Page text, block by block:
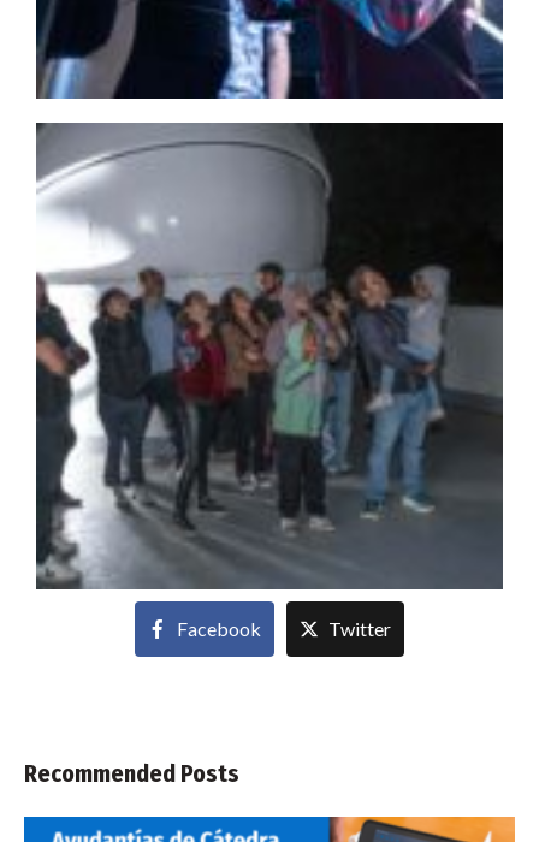
Facebook Twitter
Recommended Posts